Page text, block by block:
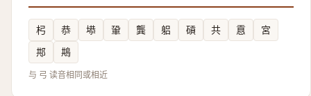
杛 恭 塨 䡗 龔 躳 碽 共 慐
宮
䢼
䳍
与 弓 读音相同或相近